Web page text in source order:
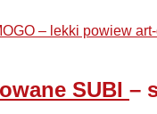
– lekki powiew
SUBI –